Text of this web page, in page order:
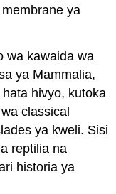
ya
wa kawaida wa
ya Mammalia,
hivyo, kutoka
classical
ya kweli. Sisi
reptilia na
historia ya